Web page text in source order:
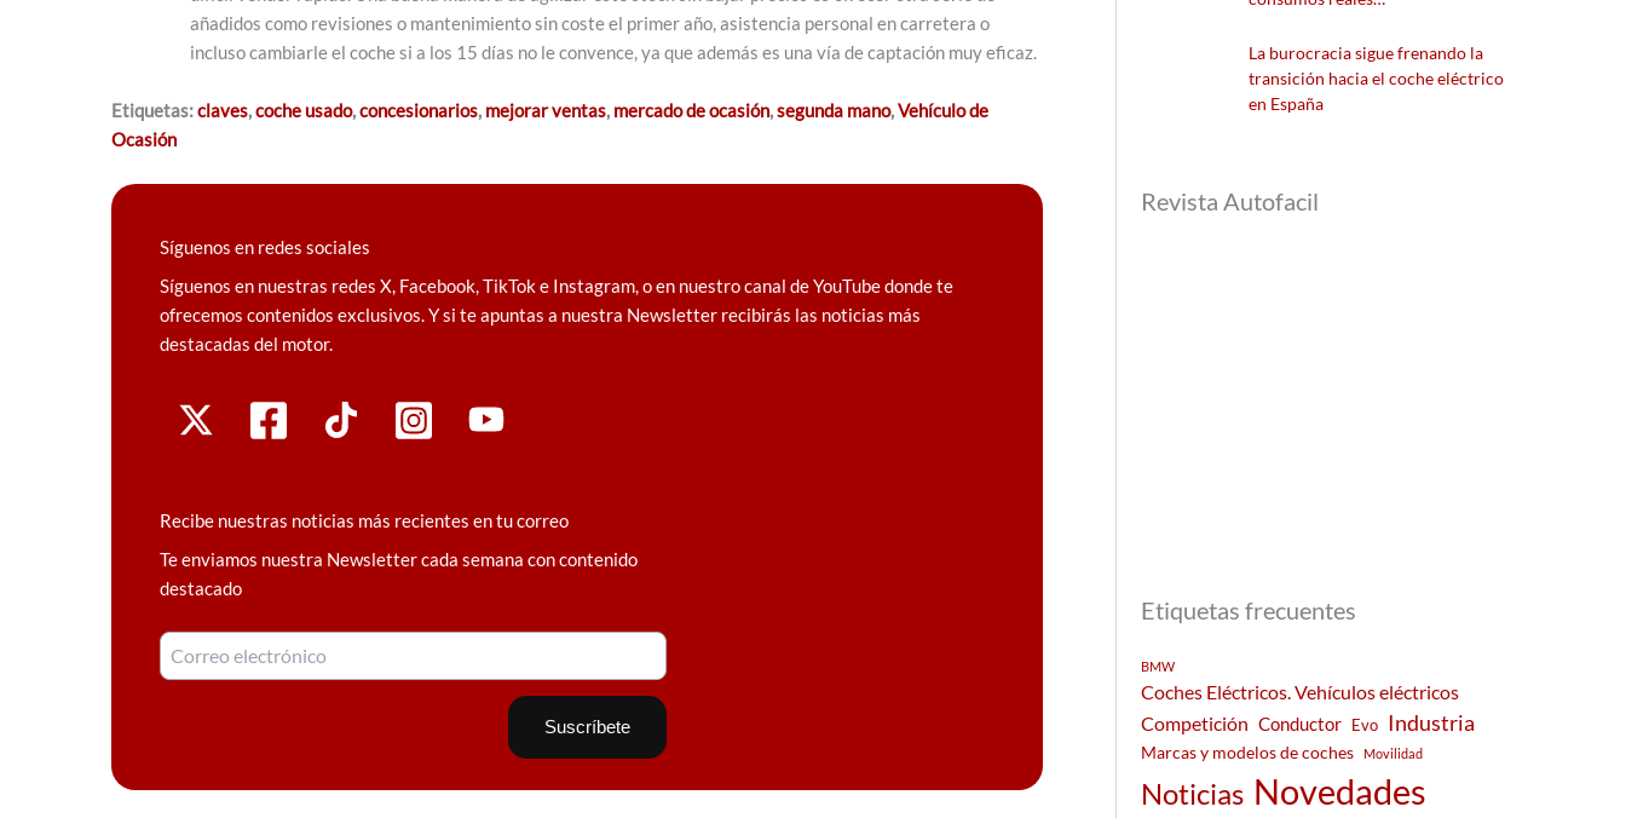
añadidos como revisiones o mantenimiento sin coste el primer año, asistencia personal en carretera o
incluso cambiarle el coche si a los 15 días no le convence, ya que además es una vía de captación muy eficaz.
Etiquetas:claves,coche usado,concesionarios, mejorar ventas, mercado de ocasión,segunda mano,Vehículo de
Ocasión
Síguenos en redes sociales
Síguenos en nuestras redes X, Facebook, TikTok e Instagram, o en nuestro canal de YouTube donde te
ofrecemos contenidos exclusivos. Y si te apuntas a nuestra Newsletter recibirás las noticias más
destacadas del motor.
Recibe nuestras noticias más recientes en tu correo
Te enviamos nuestra Newsletter cada semana con contenido
destacado
La burocracia sigue frenando la
transición hacia el coche eléctrico
en España
Revista Autofacil
Etiquetas frecuentes
BMW
Coches Eléctricos. Vehículos eléctricos
Competición Conductor Evo Industria
Marcas y modelos de coches Movilidad
Noticias Novedades